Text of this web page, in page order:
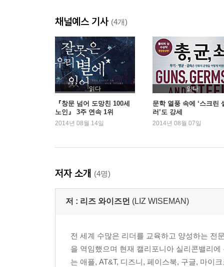
멀티플라이어 이펙트 1. 멀티플라이어 vs. 디미니셔
CHAPTER 2. 뛰어난 인재를 탁월한 인재로 키운다
재능자석 vs. 제국건설자
재능자석
재능자석의 4가지 실천사항
디미니셔가 재능을 관리하는 방식
재능의 지렛대효과
재능자석 되기
CHAPTER 3. 일터를 쉼터로 만든다
해방자 vs. 독재자
해방자
채널예스 기사 (4개)
읽다
『창문 넘어 도망친 100세
노인』 3주 연속 1위
2014년 08월 14일
읽다
문학 열풍 속에 ‘스크린
러’도 강세
2014년 08월 07일
저자 소개 (4명)
저 : 리즈 와이즈먼 (LIZ WISEMAN)
전 세계 수많은 리더를 교육하고 양성하는 전
을 역임했으며 현재 캘리포니아 실리콘밸리
는 애플, AT&T, 디즈니, 페이스북, 구글, 마이